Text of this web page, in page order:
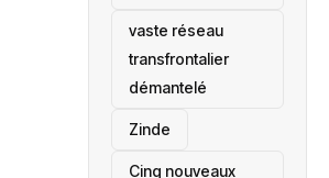
vaste réseau
transfrontalier
démantelé
Zinde
Cinq nouveaux